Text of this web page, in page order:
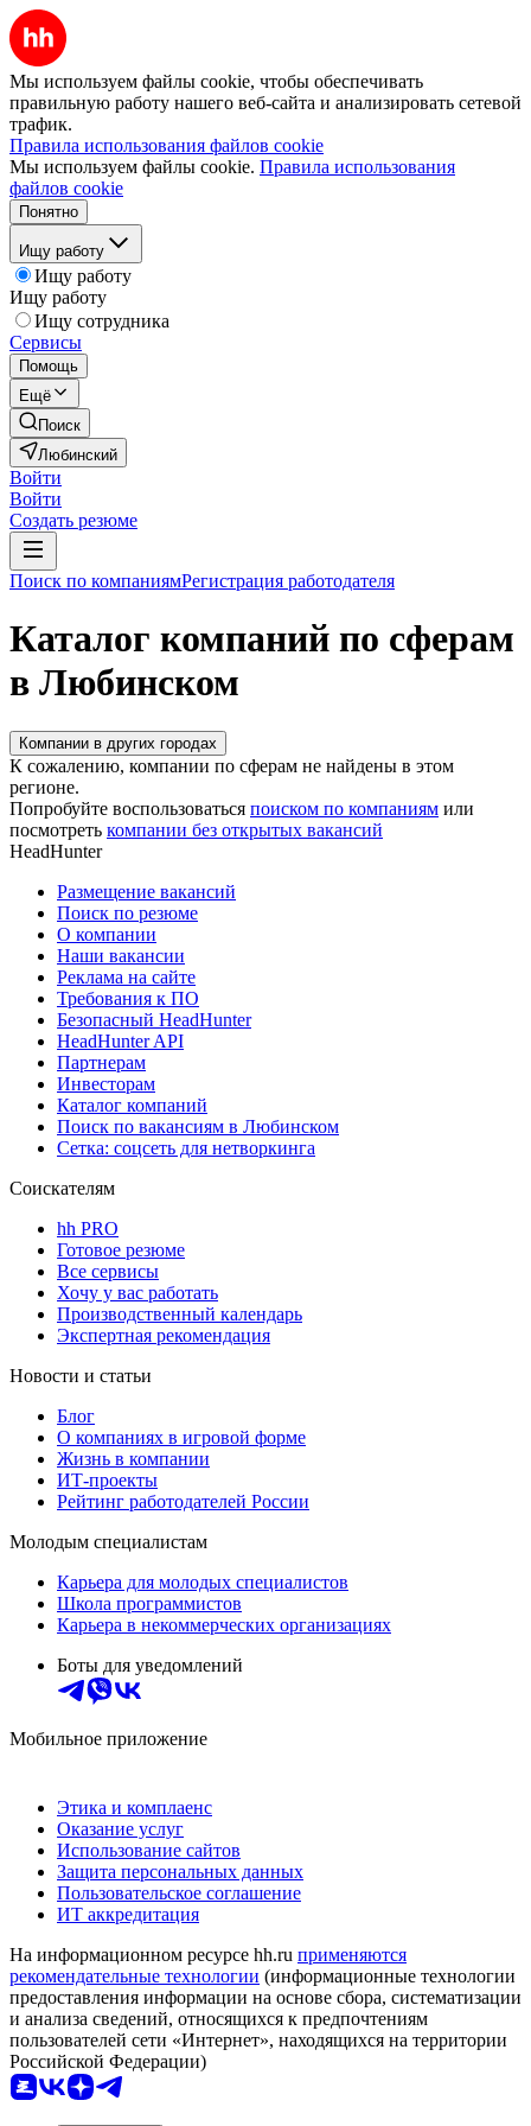
Мы используем файлы cookie, чтобы обеспечивать
правильную работу нашего веб-сайта и анализировать сетевой
трафик.
Правила использования файлов cookie
Мы используем файлы cookie. Правила использования
файлов cookie
Понятно
Ищу работу
Ищу работу
Ищу работу
Ищу сотрудника
Сервисы
Помощь
Ещё
Поиск
Любинский
Войти
Войти
Создать резюме
Поиск по компаниямРегистрация работодателя
Каталог компаний по сферам
в Любинском
Компании в других городах
К сожалению, компании по сферам не найдены в этом
регионе.
Попробуйте воспользоваться поиском по компаниям или
посмотреть компании без открытых вакансий
HeadHunter
Размещение вакансий
Поиск по резюме
О компании
Наши вакансии
Реклама на сайте
Требования к ПО
Безопасный HeadHunter
HeadHunter API
Партнерам
Инвесторам
Каталог компаний
Поиск по вакансиям в Любинском
Сетка: соцсеть для нетворкинга
Соискателям
hh PRO
Готовое резюме
Все сервисы
Хочу у вас работать
Производственный календарь
Экспертная рекомендация
Новости и статьи
Блог
О компаниях в игровой форме
Жизнь в компании
ИТ-проекты
Рейтинг работодателей России
Молодым специалистам
Карьера для молодых специалистов
Школа программистов
Карьера в некоммерческих организациях
Боты для уведомлений
Мобильное приложение
Этика и комплаенс
Оказание услуг
Использование сайтов
Защита персональных данных
Пользовательское соглашение
ИТ аккредитация
На информационном ресурсе hh.ru применяются
рекомендательные технологии (информационные технологии
предоставления информации на основе сбора, систематизации
и анализа сведений, относящихся к предпочтениям
пользователей сети «Интернет», находящихся на территории
Российской Федерации)